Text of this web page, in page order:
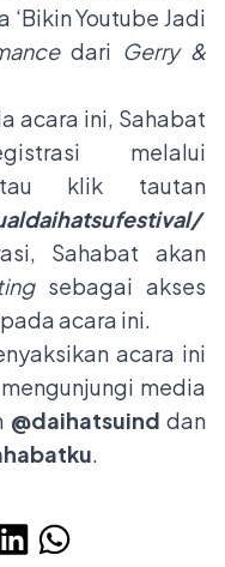
‘Bikin Youtube Jadi
dari Gerry &
acara ini, Sahabat
melalui
klik tautan
Sahabat akan
sebagai akses
acara ini.
acara ini
media
@daihatsuind dan
.